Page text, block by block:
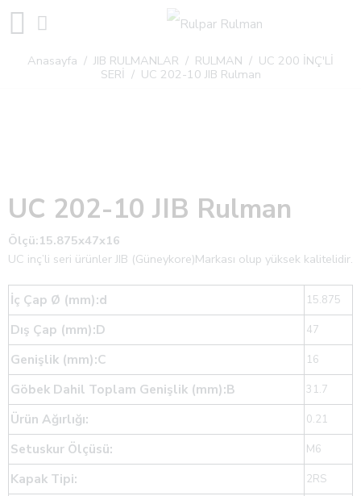
Anasayfa / JIB RULMANLAR / RULMAN / UC 200 İNÇ'Lİ
SERİ / UC 202-10 JIB Rulman
UC 202-10 JIB Rulman
Ölçü:15.875x47x16
UC inç’li seri ürünler JIB (Güneykore)Markası olup yüksek kalitelidir.
İç Çap Ø (mm):d 15.875
Dış Çap (mm):D 47
Genişlik (mm):C 16
Göbek Dahil Toplam Genişlik (mm):B 31.7
Ürün Ağırlığı: 0.21
Setuskur Ölçüsü: M6
Kapak Tipi: 2RS